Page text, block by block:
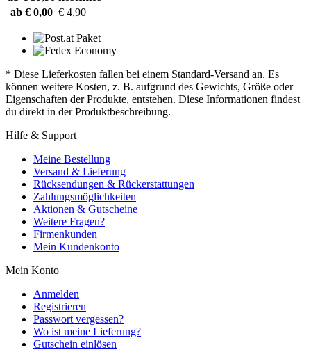
ab € 0,00 € 4,90
* Diese Lieferkosten fallen bei einem Standard-Versand an. Es
können weitere Kosten, z. B. aufgrund des Gewichts, Größe oder
Eigenschaften der Produkte, entstehen. Diese Informationen findest
du direkt in der Produktbeschreibung.
Hilfe & Support
Meine Bestellung
Versand & Lieferung
Rücksendungen & Rückerstattungen
Zahlungsmöglichkeiten
Aktionen & Gutscheine
Weitere Fragen?
Firmenkunden
Mein Kundenkonto
Mein Konto
Anmelden
Registrieren
Passwort vergessen?
Wo ist meine Lieferung?
Gutschein einlösen